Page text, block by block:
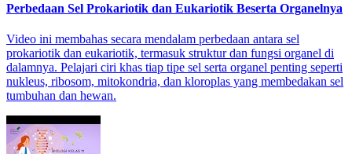
Perbedaan Sel Prokariotik dan Eukariotik Beserta Organelnya
Video ini membahas secara mendalam perbedaan antara sel
prokariotik dan eukariotik, termasuk struktur dan fungsi organel di
dalamnya. Pelajari ciri khas tiap tipe sel serta organel penting seperti
nukleus, ribosom, mitokondria, dan kloroplas yang membedakan sel
tumbuhan dan hewan.